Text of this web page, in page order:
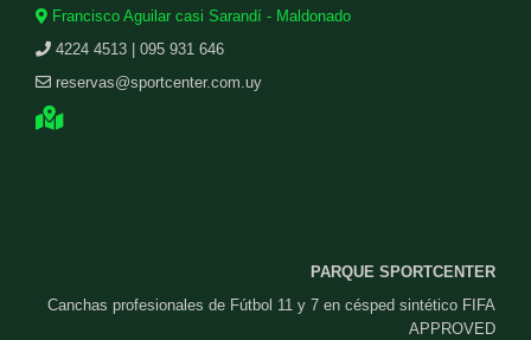
Francisco Aguilar casi Sarandí - Maldonado
4224 4513 | 095 931 646
reservas@sportcenter.com.uy
PARQUE SPORTCENTER
Canchas profesionales de Fútbol 11 y 7 en césped sintético FIFA
APPROVED